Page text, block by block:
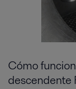
Cómo
descendente